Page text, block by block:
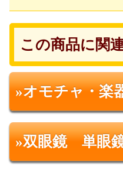
この商品に関
»オモチャ・楽
»双眼鏡 単眼